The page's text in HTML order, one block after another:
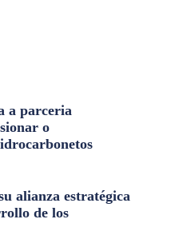
a parceria
o
alianza estratégica
de los